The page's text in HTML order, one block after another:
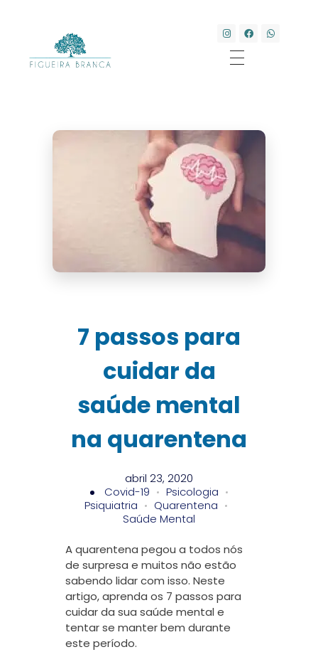
7 passos para
cuidar da
saúde mental
na quarentena
abril 23, 2020
Covid-19
Psicologia
Psiquiatria
Quarentena
Saúde Mental
A quarentena pegou a todos nós
de surpresa e muitos não estão
sabendo lidar com isso. Neste
artigo, aprenda os 7 passos para
cuidar da sua saúde mental e
tentar se manter bem durante
este período.